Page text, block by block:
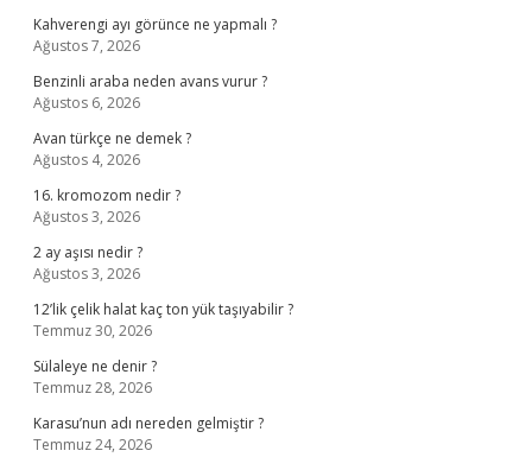
Kahverengi ayı görünce ne yapmalı ?
Ağustos 7, 2026
Benzinli araba neden avans vurur ?
Ağustos 6, 2026
Avan türkçe ne demek ?
Ağustos 4, 2026
16. kromozom nedir ?
Ağustos 3, 2026
2 ay aşısı nedir ?
Ağustos 3, 2026
12’lik çelik halat kaç ton yük taşıyabilir ?
Temmuz 30, 2026
Sülaleye ne denir ?
Temmuz 28, 2026
Karasu’nun adı nereden gelmiştir ?
Temmuz 24, 2026